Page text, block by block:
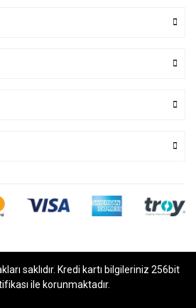
saklıdır. Kredi kartı bilgileriniz 256bit
ile korunmaktadır.